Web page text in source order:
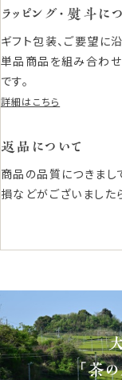
ラッピング・熨斗に
ギフト包装、ご要望に
単品商品を組み合わせ
です。
詳細はこちら
返品について
商品の品質につきまし
損などがございました
「茶の